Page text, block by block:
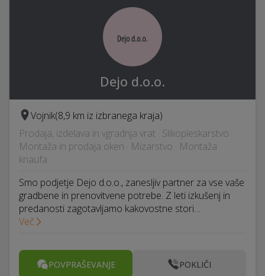
Dejo d.o.o.
Vojnik(8,9 km iz izbranega kraja)
Prodaja, izdelava in vgradnja vrat · Slikopleskarstvo ·
Montaža in prodaja oken · Mizarstvo · Montaža
knaufa
Smo podjetje Dejo d.o.o., zanesljiv partner za vse vaše
gradbene in prenovitvene potrebe. Z leti izkušenj in
predanosti zagotavljamo kakovostne stori…
Več
POVPRAŠEVANJE POKLIČI